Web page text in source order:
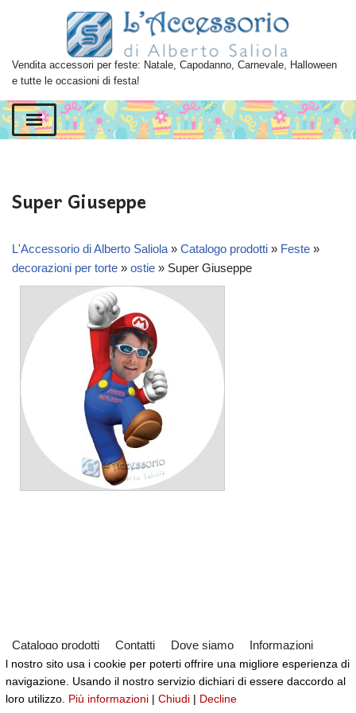
al
contenuto
Vendita accessori per feste: Natale, Capodanno, Carnevale, Halloween
e tutte le occasioni di festa!
Super Giuseppe
L'Accessorio di Alberto Saliola » Catalogo prodotti » Feste »
decorazioni per torte » ostie » Super Giuseppe
Catalogo prodotti Contatti Dove siamo
Informazioni
Partner
Servizi Virtual Tour del Negozio
Neve| Powered byWordPress
l nostro sito usa i cookie per poterti offrire una migliore esperienza di
navigazione. Usando il nostro servizio dichiari di essere daccordo al
loro utilizzo. Più informazioni | Chiudi | Decline